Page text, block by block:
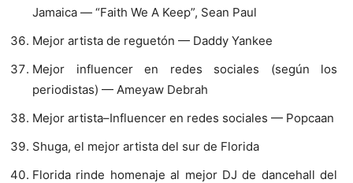
Jamaica — “Faith We A Keep”, Sean Paul
Mejor artista de reguetón — Daddy Yankee
Mejor influencer en redes sociales (según los
periodistas) — Ameyaw Debrah
Mejor artista–Influencer en redes sociales — Popcaan
Shuga, el mejor artista del sur de Florida
Florida rinde homenaje al mejor DJ de dancehall del